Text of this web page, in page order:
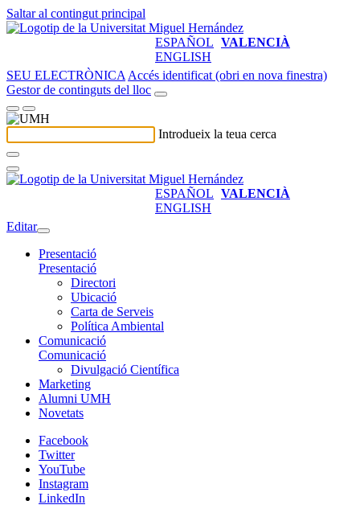
Saltar al contingut principal
ESPAÑOL VALENCIÀ
ENGLISH
SEU ELECTRÒNICA Accés identificat (obri en nova finestra)
Gestor de continguts del lloc
Introdueix la teua cerca
ESPAÑOL VALENCIÀ
ENGLISH
Editar
Presentació
Presentació
Directori
Ubicació
Carta de Serveis
Política Ambiental
Comunicació
Comunicació
Divulgació Científica
Marketing
Alumni UMH
Novetats
Facebook
Twitter
YouTube
Instagram
LinkedIn